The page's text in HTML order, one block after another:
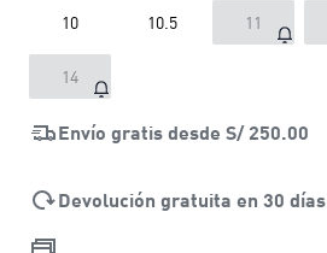
10 10.5 11
14
Envío gratis desde S/ 250.00
Devolución gratuita en 30 días